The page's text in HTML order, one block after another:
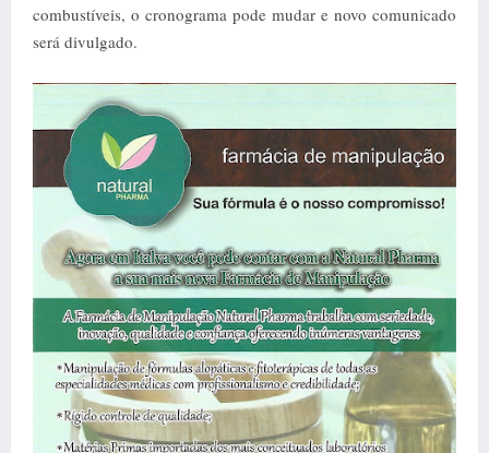
combustíveis, o cronograma pode mudar e novo comunicado
será divulgado.